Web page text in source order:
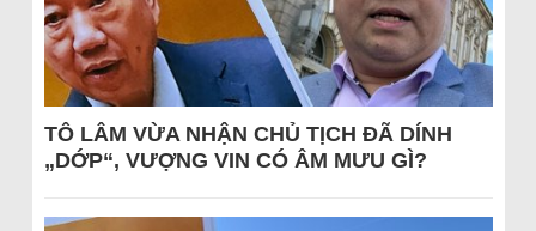
TÔ LÂM VỪA NHẬN CHỦ TỊCH ĐÃ DÍNH
„DỚP“, VƯỢNG VIN CÓ ÂM MƯU GÌ?